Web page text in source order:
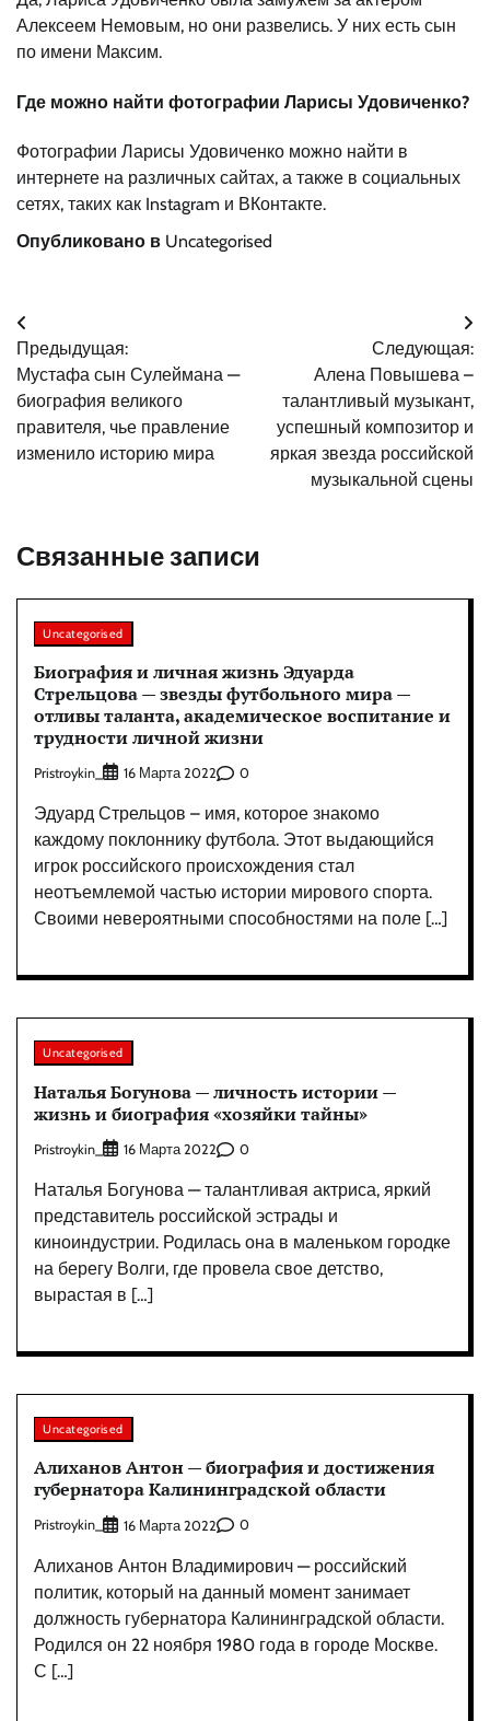
Алексеем Немовым, но они развелись. У них есть сын
по имени Максим.
Где можно найти фотографии Ларисы Удовиченко?
Фотографии Ларисы Удовиченко можно найти в
интернете на различных сайтах, а также в социальных
сетях, таких как Instagram и ВКонтакте.
Опубликовано в Uncategorised
Навигация
по
записям
Предыдущая:
Мустафа сын Сулеймана —
биография великого
правителя, чье правление
изменило историю мира
Следующая:
Алена Повышева –
талантливый музыкант,
успешный композитор и
яркая звезда российской
музыкальной сцены
Связанные записи
Uncategorised
Биография и личная жизнь Эдуарда
Стрельцова — звезды футбольного мира —
отливы таланта, академическое воспитание и
трудности личной жизни
Pristroykin_ 16 Марта 2022 0
Эдуард Стрельцов – имя, которое знакомо
каждому поклоннику футбола. Этот выдающийся
игрок российского происхождения стал
неотъемлемой частью истории мирового спорта.
Своими невероятными способностями на поле […]
Uncategorised
Наталья Богунова — личность истории —
жизнь и биография «хозяйки тайны»
Pristroykin_ 16 Марта 2022 0
Наталья Богунова — талантливая актриса, яркий
представитель российской эстрады и
киноиндустрии. Родилась она в маленьком городке
на берегу Волги, где провела свое детство,
вырастая в […]
Uncategorised
Алиханов Антон — биография и достижения
губернатора Калининградской области
Pristroykin_ 16 Марта 2022 0
Алиханов Антон Владимирович — российский
политик, который на данный момент занимает
должность губернатора Калининградской области.
Родился он 22 ноября 1980 года в городе Москве.
С […]